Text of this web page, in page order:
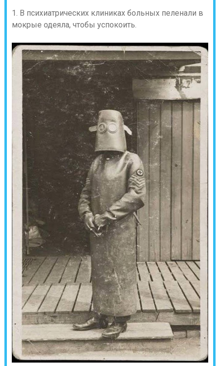
1. В психиатрических клиниках больных пеленали в
мокрые одеяла, чтобы успокоить.